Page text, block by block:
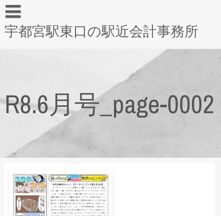
宇都宮駅東口の駅近会計事務所
R8.6月号_page-0002